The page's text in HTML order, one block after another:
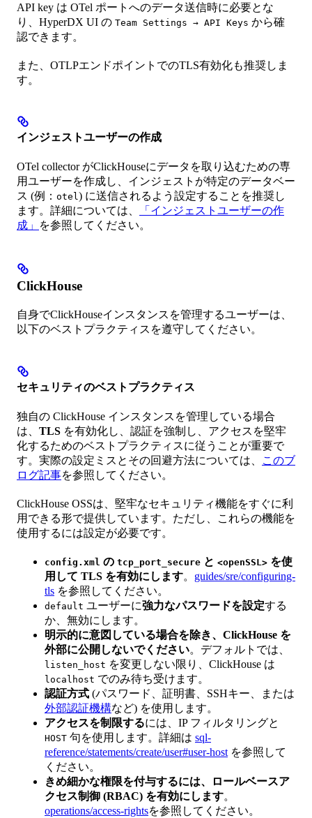
API key は OTel ポートへのデータ送信時に必要とな
り、HyperDX UI の Team Settings → API Keys から確
認できます。
また、OTLPエンドポイントでのTLS有効化も推奨しま
す。
インジェストユーザーの作成
OTel collector がClickHouseにデータを取り込むための専
用ユーザーを作成し、インジェストが特定のデータベー
ス (例： otel) に送信されるよう設定することを推奨し
ます。詳細については、
「インジェストユーザーの作
成」
を参照してください。
ClickHouse
自身でClickHouseインスタンスを管理するユーザーは、
以下のベストプラクティスを遵守してください。
セキュリティのベストプラクティス
独自の ClickHouse インスタンスを管理している場合
は、 TLS を有効化し、認証を強制し、アクセスを堅牢
化するためのベストプラクティスに従うことが重要で
す。実際の設定ミスとその回避方法については、
このブ
ログ記事を参照してください。
ClickHouse OSSは、堅牢なセキュリティ機能をすぐに利
用できる形で提供しています。ただし、これらの機能を
使用するには設定が必要です。
config.xml の tcp_port_secure と <openSSL> を使
用して TLS を有効にします。 guides/sre/configuring-
tls を参照してください。
default ユーザーに強力なパスワードを設定する
か、無効にします。
明示的に意図している場合を除き、ClickHouse を
外部に公開しないでください。デフォルトでは、
listen_host を変更しない限り、ClickHouse は
localhost でのみ待ち受けます。
認証方式 (パスワード、証明書、SSHキー、または
外部認証機構など) を使用します。
アクセスを制限するには、IP フィルタリングと
HOST 句を使用します。詳細は sql-
reference/statements/create/user#user-host を参照して
ください。
きめ細かな権限を付与するには、ロールベースア
クセス制御 (RBAC) を有効にします。
operations/access-rightsを参照してください。